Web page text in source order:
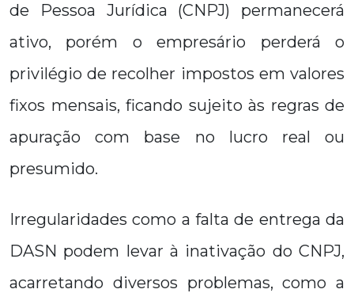
de Pessoa Jurídica (CNPJ) permanecerá
ativo, porém o empresário perderá o
privilégio de recolher impostos em valores
fixos mensais, ficando sujeito às regras de
apuração com base no lucro real ou
presumido.
Irregularidades como a falta de entrega da
DASN podem levar à inativação do CNPJ,
acarretando diversos problemas, como a